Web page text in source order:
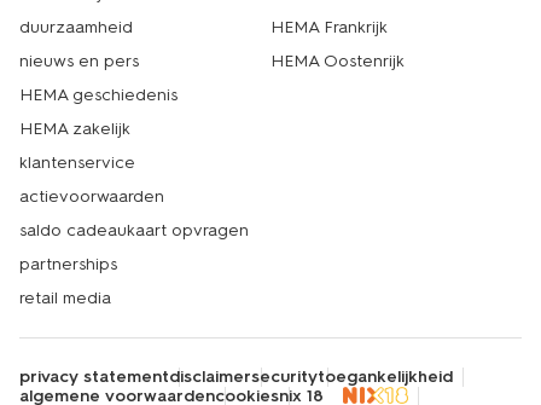
duurzaamheid
nieuws en pers
HEMA geschiedenis
HEMA zakelijk
klantenservice
actievoorwaarden
saldo cadeaukaart opvragen
partnerships
retail media
HEMA Frankrijk
HEMA Oostenrijk
privacy statementdisclaimersecuritytoegankelijkheid
algemene voorwaardencookiesnix 18